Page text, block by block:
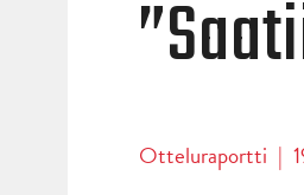
Otteluraportti |